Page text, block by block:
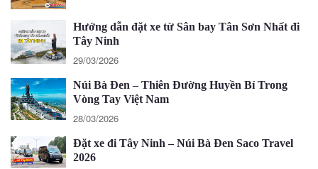
Hướng dẫn đặt xe từ Sân bay Tân Sơn Nhất đi
Tây Ninh
29/03/2026
Núi Bà Đen – Thiên Đường Huyền Bí Trong
Vòng Tay Việt Nam
28/03/2026
Đặt xe đi Tây Ninh – Núi Bà Đen Saco Travel
2026